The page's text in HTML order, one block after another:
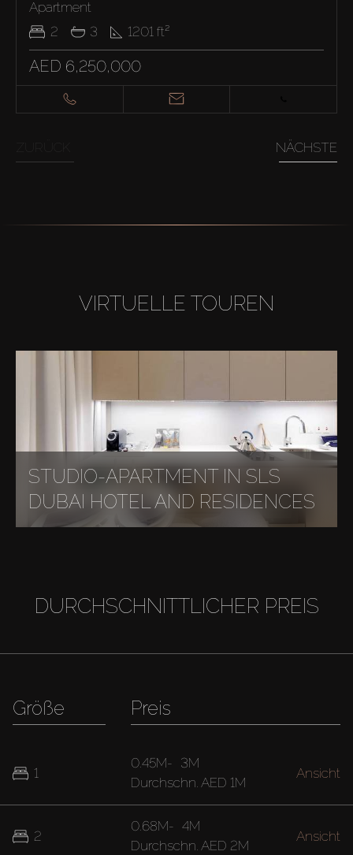
Apartment
2
3 1201 ft²
AED 6,250,000
NÄCHSTE
VIRTUELLE TOUREN
STUDIO-APARTMENT IN SLS
DUBAI HOTEL AND RESIDENCES
DURCHSCHNITTLICHER PREIS
Größe
1
2
Preis
0.45M- 3M
Durchschn. AED 1M
Ansicht
0.68M- 4M
Durchschn. AED 2M
Ansicht